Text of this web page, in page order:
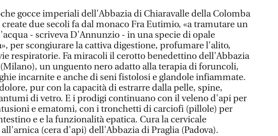
gocce imperiali dell'Abbazia di Chiaravalle della Colomba
create due secoli fa dal monaco Fra Eutimio, «a tramutare un
- scriveva D'Annunzio - in una specie di opale
per scongiurare la cattiva digestione, profumare l'alito,
respiratorie. Fa miracoli il cerotto benedettino dell'Abbazia
un unguento nero adatto alla terapia di foruncoli,
incarnite e anche di seni fistolosi e glandole infiammate.
pur con la capacità di estrarre dalla pelle, spine,
di vetro. E i prodigi continuano con il veleno d'api per
e ematomi, con i tronchetti di carciofi (pillole) per
e e la funzionalità epatica. Cura la cervicale
(cera d'api) dell'Abbazia di Praglia (Padova).